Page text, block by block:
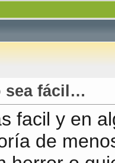
sea fácil…
facil y en
de